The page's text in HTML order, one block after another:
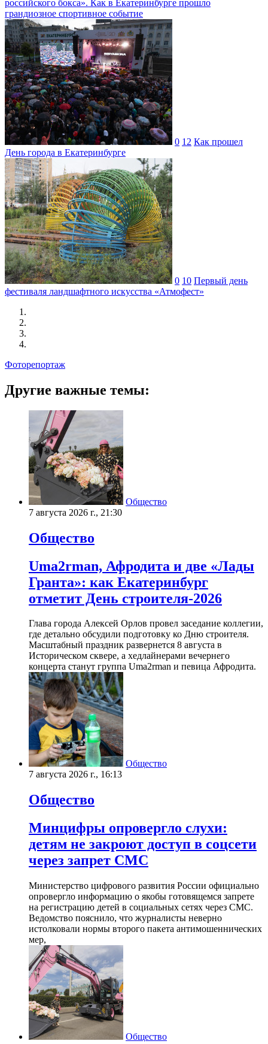
российского бокса». Как в Екатеринбурге прошло
грандиозное спортивное событие
0 12 Как прошел
День города в Екатеринбурге
0 10 Первый день
фестиваля ландшафтного искусства «Атмофест»
Фоторепортаж
Другие важные темы:
Общество
7 августа 2026 г., 21:30
Общество
Uma2rman, Афродита и две «Лады
Гранта»: как Екатеринбург
отметит День строителя-2026
Глава города Алексей Орлов провел заседание коллегии,
где детально обсудили подготовку ко Дню строителя.
Масштабный праздник развернется 8 августа в
Историческом сквере, а хедлайнерами вечернего
концерта станут группа Uma2rman и певица Афродита.
Общество
7 августа 2026 г., 16:13
Общество
Минцифры опровергло слухи:
детям не закроют доступ в соцсети
через запрет СМС
Министерство цифрового развития России официально
опровергло информацию о якобы готовящемся запрете
на регистрацию детей в социальных сетях через СМС.
Ведомство пояснило, что журналисты неверно
истолковали нормы второго пакета антимошеннических
мер,
Общество